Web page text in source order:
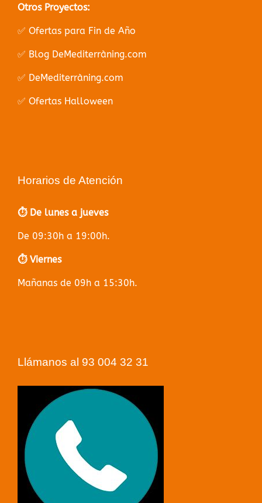
Otros Proyectos:
✅ Ofertas para Fin de Año
✅ Blog DeMediterràning.com
✅ DeMediterràning.com
✅ Ofertas Halloween
Horarios de Atención
⏱️ De lunes a jueves
De 09:30h a 19:00h.
⏱️ Viernes
Mañanas de 09h a 15:30h.
Llámanos al 93 004 32 31